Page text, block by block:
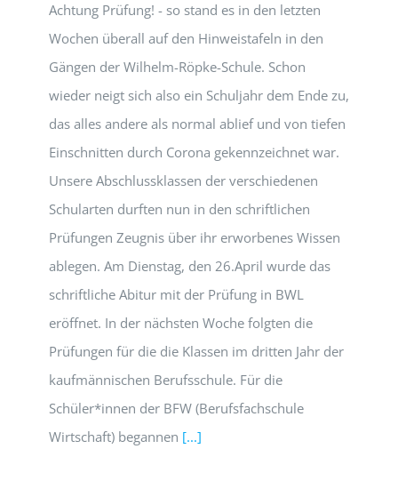
Achtung Prüfung! - so stand es in den letzten
Wochen überall auf den Hinweistafeln in den
Gängen der Wilhelm-Röpke-Schule. Schon
wieder neigt sich also ein Schuljahr dem Ende zu,
das alles andere als normal ablief und von tiefen
Einschnitten durch Corona gekennzeichnet war.
Unsere Abschlussklassen der verschiedenen
Schularten durften nun in den schriftlichen
Prüfungen Zeugnis über ihr erworbenes Wissen
ablegen. Am Dienstag, den 26.April wurde das
schriftliche Abitur mit der Prüfung in BWL
eröffnet. In der nächsten Woche folgten die
Prüfungen für die die Klassen im dritten Jahr der
kaufmännischen Berufsschule. Für die
Schüler*innen der BFW (Berufsfachschule
Wirtschaft) begannen [...]